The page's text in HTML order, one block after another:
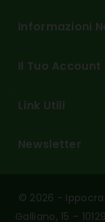
Informazioni
Il Tuo Account
Link Utili
Newsletter
© 2026 -
Galliano, 15 –